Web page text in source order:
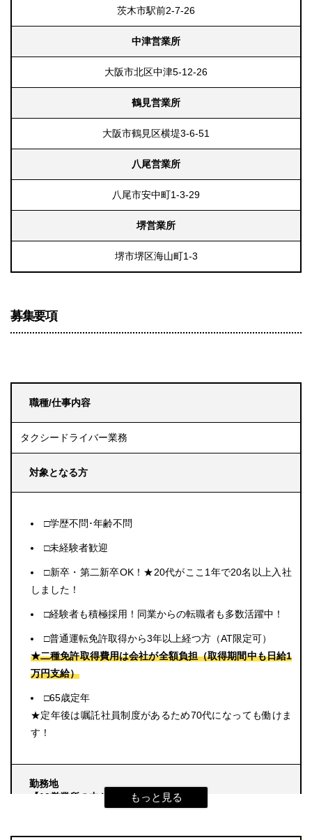
茨木市駅前2-7-26
中津営業所
大阪市北区中津5-12-26
鶴見営業所
大阪市鶴見区横堤3-6-51
八尾営業所
八尾市安中町1-3-29
堺営業所
堺市堺区海山町1-3
募集要項
職種/仕事内容
タクシードライバー業務
対象となる方
□学歴不問･年齢不問
□未経験者歓迎
□新卒・第二新卒OK！★20代がここ1年で20名以上入社
しました！
□経験者も積極採用！同業からの転職者も多数活躍中！
□普通運転免許取得から3年以上経つ方（AT限定可）
★二種免許取得費用は会社が全額負担（取得期間中も日給1
万円支給）
□65歳定年
★定年後は嘱託社員制度があるため70代になっても働けま
す！
勤務地
【10営業所の中から
希望勤務地を選択